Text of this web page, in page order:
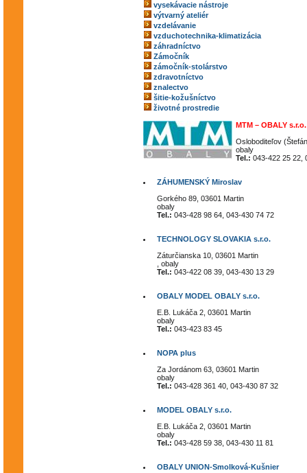
vysekávacie nástroje
výtvarný ateliér
vzdelávanie
vzduchotechnika-klimatizácia
záhradníctvo
Zámočník
zámočník-stolárstvo
zdravotníctvo
znalectvo
šitie-kožušníctvo
životné prostredie
MTM – OBALY s.r.o.
Osloboditeľov
obaly
Tel.: 043-422 25 22,
ZÁHUMENSKÝ Miroslav
Gorkého 89, 03601 Martin
obaly
Tel.: 043-428 98 64, 043-430 74 72
TECHNOLOGY SLOVAKIA s.r.o.
Záturčianska 10, 03601 Martin
, obaly
Tel.: 043-422 08 39, 043-430 13 29
OBALY MODEL OBALY s.r.o.
E.B. Lukáča 2, 03601 Martin
obaly
Tel.: 043-423 83 45
NOPA plus
Za Jordánom 63, 03601 Martin
obaly
Tel.: 043-428 361 40, 043-430 87 32
MODEL OBALY s.r.o.
E.B. Lukáča 2, 03601 Martin
obaly
Tel.: 043-428 59 38, 043-430 11 81
OBALY UNION-Smolková-Kušnier